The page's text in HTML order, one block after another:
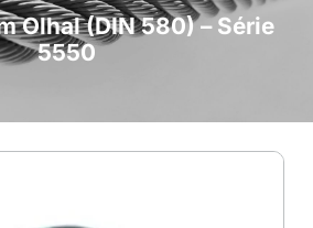
Olhal (DIN 580) – Série
5550